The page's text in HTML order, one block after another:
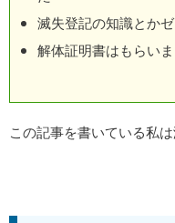
滅失登記の知識とか
解体証明書はもらい
この記事を書いている私